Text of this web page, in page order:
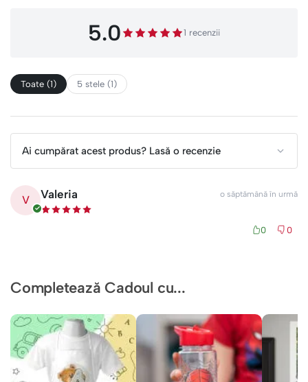
echipa Paw Patrol în spate!
Personalizează aventura copilului tău cu
5.0 1 recenzii
Toate (1) 5 stele (1)
Ai cumpărat acest produs? Lasă o recenzie
V Valeria o săptămână în urmă
0 0
Completează Cadoul cu...